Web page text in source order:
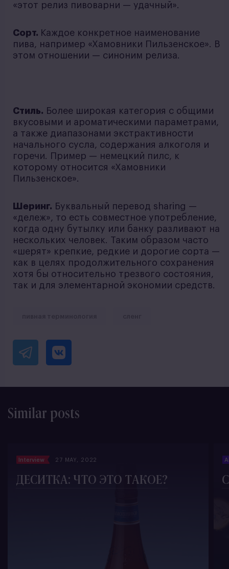
«этот релиз пивоварни — удачный».
Сорт. Каждое конкретное наименование
пива, например «Хамовники Пильзенское». В
этом отношении — синоним релиза.
Стиль. Более широкая категория с общими
вкусовыми и ароматическими параметрами,
а также диапазонами экстрактивности
начального сусла, содержания алкоголя и
горечи. Пример — немецкий пилс, к
которому относится «Хамовники
Пильзенское».
Шеринг. Буквальный перевод sharing —
«дележ», то есть совместное употребление,
когда одну бутылку или банку разливают на
нескольких человек. Таким образом часто
«шерят» крепкие, редкие и дорогие сорта —
как в целях продолжительного сохранения
хотя бы относительно трезвого состояния,
так и для элементарной экономии средств.
Similar posts
Interview 27 MAY, 2022
ДЕСИТКА: ЧТО ЭТО ТАКОЕ?